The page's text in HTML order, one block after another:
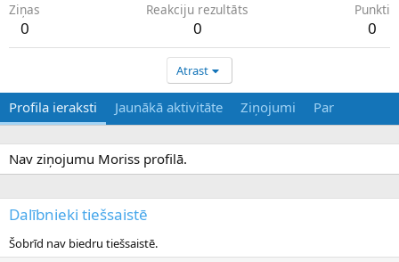
Ziņas
0
Reakciju rezultāts
0
Punkti
0
Atrast
Profila ieraksti Jaunākā aktivitāte Ziņojumi Par
Nav ziņojumu Moriss profilā.
Dalībnieki tiešsaistē
Šobrīd nav biedru tiešsaistē.